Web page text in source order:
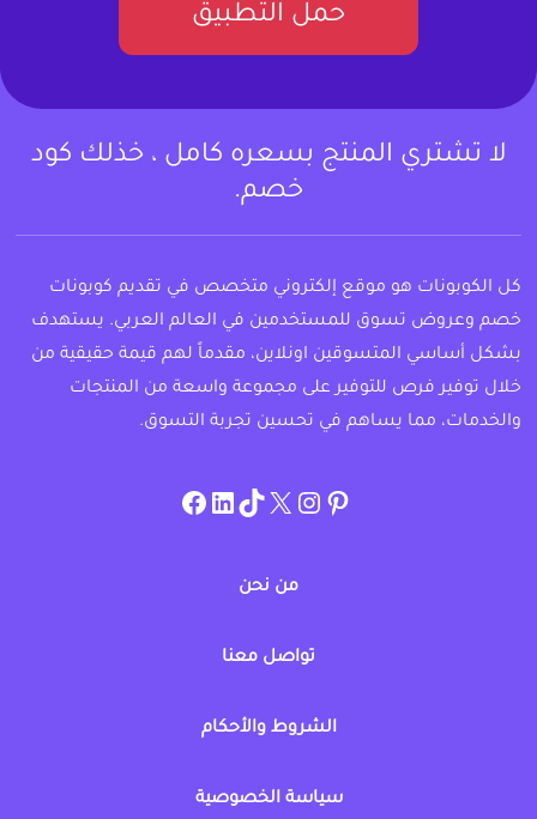
حمل التطبيق
لا تشتري المنتج بسعره كامل ، خذلك كود
خصم.
كل الكوبونات هو موقع إلكتروني متخصص في تقديم كوبونات
خصم وعروض تسوق للمستخدمين في العالم العربي. يستهدف
بشكل أساسي المتسوقين اونلاين، مقدماً لهم قيمة حقيقية من
خلال توفير فرص للتوفير على مجموعة واسعة من المنتجات
والخدمات، مما يساهم في تحسين تجربة التسوق.
pinterest
allcouponat
twitter
TikTok
linkedin
facebook
من نحن
تواصل معنا
الشروط والأحكام
سياسة الخصوصية